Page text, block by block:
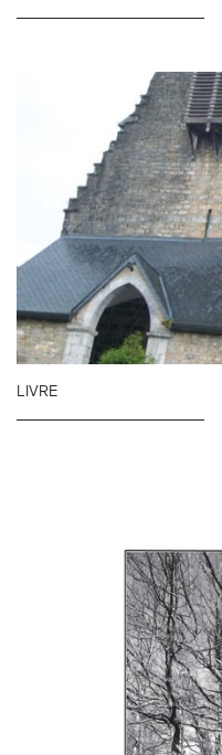
LIVRE